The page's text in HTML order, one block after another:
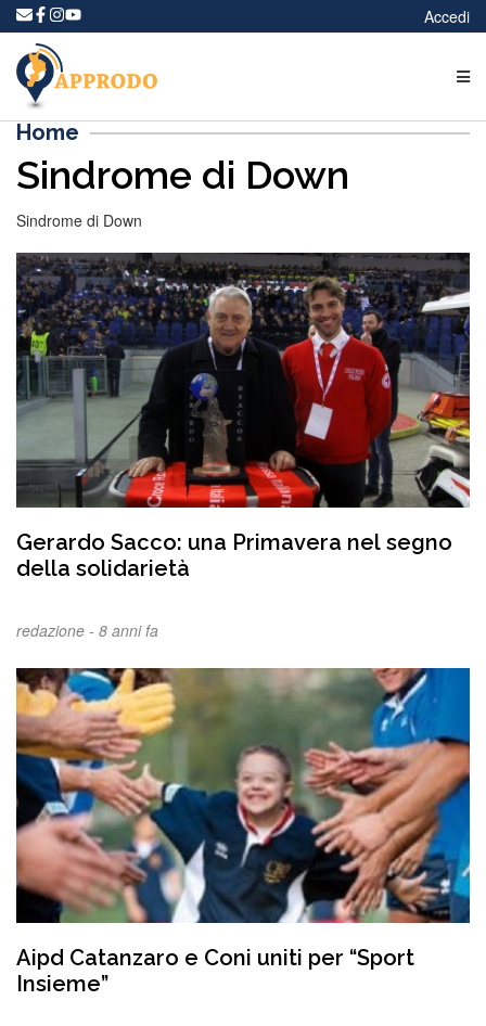
Accedi
Home
Sindrome di Down
Sindrome di Down
Gerardo Sacco: una Primavera nel segno
della solidarietà
redazione - 8 anni fa
Aipd Catanzaro e Coni uniti per “Sport
Insieme”